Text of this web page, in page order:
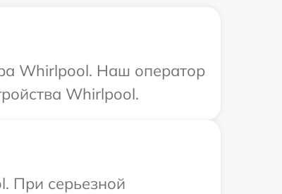
Whirlpool. Наш оператор
Whirlpool.
При серьезной